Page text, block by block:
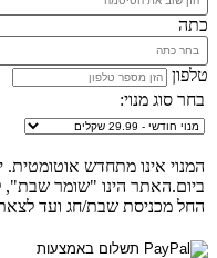
כתה
טלפון
בחר סוג מנוי:
ביום.האתר הינו "שומר שבת",
החל מכניסת שבת/חג ועד